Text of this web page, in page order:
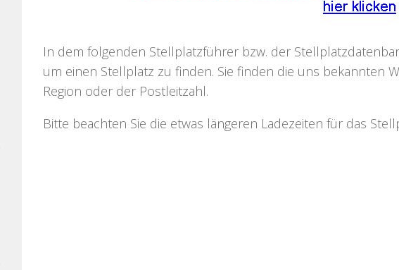
In dem folgenden Stellplatzführer bzw. der
um einen Stellplatz zu finden. Sie finden die uns bekannten
Region oder der Postleitzahl.
Bitte beachten Sie die etwas längeren Ladezeiten für das